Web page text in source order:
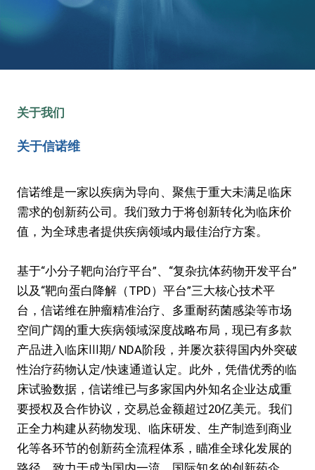
关于我们
关于信诺维
信诺维是一家以疾病为导向、聚焦于重大未满足临床
需求的创新药公司。我们致力于将创新转化为临床价
值，为全球患者提供疾病领域内最佳治疗方案。
基于“小分子靶向治疗平台”、“复杂抗体药物开发平台”
以及“靶向蛋白降解（TPD）平台”三大核心技术平
台，信诺维在肿瘤精准治疗、多重耐药菌感染等市场
空间广阔的重大疾病领域深度战略布局，现已有多款
产品进入临床III期/ NDA阶段，并屡次获得国内外突破
性治疗药物认定/快速通道认定。此外，凭借优秀的临
床试验数据，信诺维已与多家国内外知名企业达成重
要授权及合作协议，交易总金额超过20亿美元。我们
正全力构建从药物发现、临床研发、生产制造到商业
化等各环节的创新药全流程体系，瞄准全球化发展的